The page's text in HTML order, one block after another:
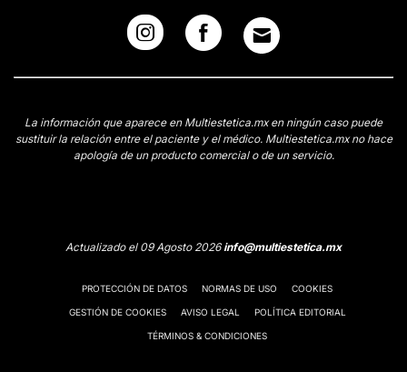
La información que aparece en Multiestetica.mx en ningún caso puede
sustituir la relación entre el paciente y el médico. Multiestetica.mx no hace
apología de un producto comercial o de un servicio.
Actualizado el 09 Agosto 2026info@multiestetica.mx
PROTECCIÓN DE DATOS NORMAS DE USO COOKIES
GESTIÓN DE COOKIES AVISO LEGAL POLÍTICA EDITORIAL
TÉRMINOS & CONDICIONES